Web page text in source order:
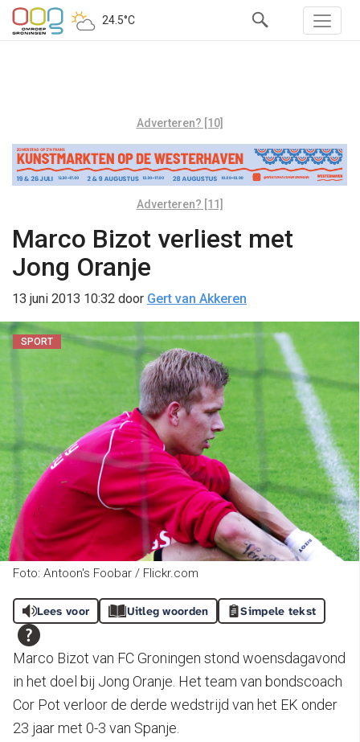
24.5°C
Adverteren? [10]
Adverteren? [11]
Marco Bizot verliest met
Jong Oranje
13 juni 2013 10:32 door Gert van Akkeren
SPORT
Foto: Antoon's Foobar / Flickr.com
Lees voor Uitleg woorden Simpele tekst
Marco Bizot van FC Groningen stond woensdagavond
in het doel bij Jong Oranje. Het team van bondscoach
Cor Pot verloor de derde wedstrijd van het EK onder
23 jaar met 0-3 van Spanje.